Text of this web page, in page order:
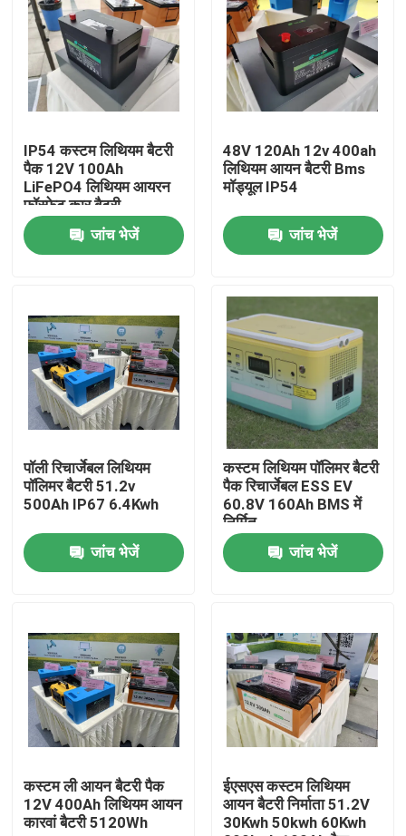
उत्पादों
हमारे बारे में
कारखाना भ्रमण
गुणवत्ता नियंत्रण
एक उद्धरण की विनती करे
LiFePO4 बैटरी सेल
12 वी लाइफपो 4 बैटरी
IP54 कस्टम लिथियम बैटरी
पैक 12V 100Ah
LiFePO4 लिथियम आयरन
फॉस्फेट कार बैटरी
जांच भेजें
48V 120Ah 12v 400ah
लिथियम आयन बैटरी Bms
मॉड्यूल IP54
जांच भेजें
पॉली रिचार्जेबल लिथियम
पॉलिमर बैटरी 51.2v
500Ah IP67 6.4Kwh
जांच भेजें
कस्टम लिथियम पॉलिमर बैटरी
पैक रिचार्जेबल ESS EV
60.8V 160Ah BMS में
निर्मित
जांच भेजें
कस्टम ली आयन बैटरी पैक
12V 400Ah लिथियम आयन
कारवां बैटरी 5120Wh
ईएसएस कस्टम लिथियम
आयन बैटरी निर्माता 51.2V
30Kwh 50kwh 60Kwh